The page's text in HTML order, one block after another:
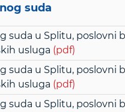
suda
suda u Splitu, poslovni
usluga (pdf)
suda u Splitu, poslovni
usluga (pdf)
suda u Splitu, poslovni